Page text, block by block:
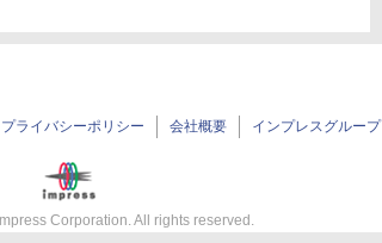
プライバシーポリシー 会社概要 インプレスグループ
Impress Corporation. All rights reserved.